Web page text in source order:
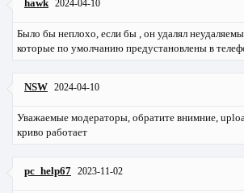
hawk 2024-04-10
Было бы неплохо, если бы , он удалял
которые по умолчанию предустановлены в
NSW 2024-04-10
Уважаемые модераторы, обратите внимние,
криво работает
pc_help67 2023-11-02